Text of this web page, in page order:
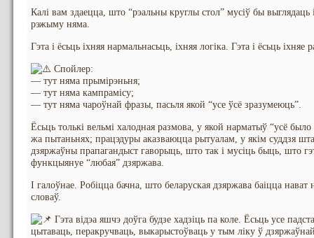
Калі вам здаецца, што “рэальны круглы стол” мусіў бы
рэжыму няма.
Гэта і ёсьць іхняя нармальнасьць, іхняя логіка. Гэта і ёсьць іхняе
Спойлер:
— тут няма прымірэньня;
— тут няма кампрамісу;
— тут няма чароўнай фразы, пасьля якой “усе ўсё зразумеюць”.
Ёсьць толькі вельмі халодная размова, у якой нарматыў “усё
жа пытаньнях; працэдуры аказваюцца рытуалам, у якім суддзя
дзяржаўны прапагандыст гаворыць, што так і мусіць быць, што
функцыянуе “любая” дзяржава.
І галоўнае. Робіцца бачна, што беларуская дзяржава баіцца
словаў.
Гэта відэа яшчэ доўга будзе хадзіць па коле. Ёсьць усе
цытаваць, перакручваць, выкарыстоўваць у тым ліку ў